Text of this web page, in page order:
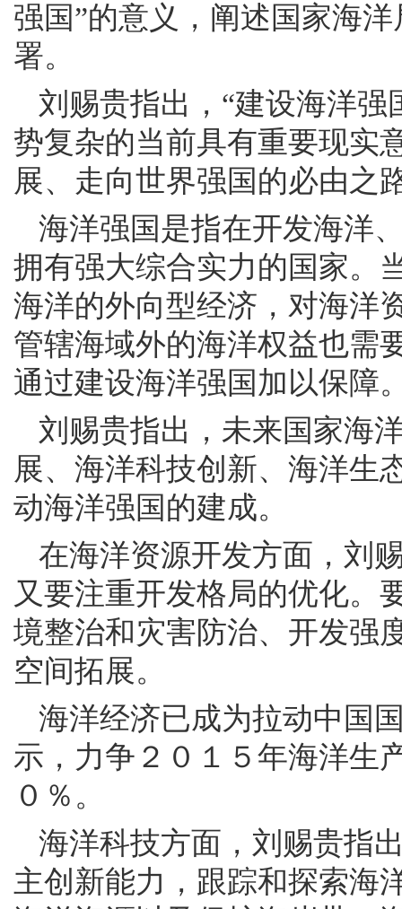
强国”的意义，阐述国家海
署。
刘赐贵指出，“建设海洋
势复杂的当前具有重要现实
展、走向世界强国的必由之
海洋强国是指在开发海洋
拥有强大综合实力的国家。
海洋的外向型经济，对海洋
管辖海域外的海洋权益也需
通过建设海洋强国加以保障
刘赐贵指出，未来国家海
展、海洋科技创新、海洋生
动海洋强国的建成。
在海洋资源开发方面，刘
又要注重开发格局的优化。
境整治和灾害防治、开发强
空间拓展。
海洋经济已成为拉动中国
示，力争２０１５年海洋生
０％。
海洋科技方面，刘赐贵指
主创新能力，跟踪和探索海